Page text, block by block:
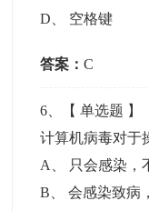
D
空格键
答案：C
6 、【单选题 】
计算机病毒对
A
只会感染，
B 、会感染致病